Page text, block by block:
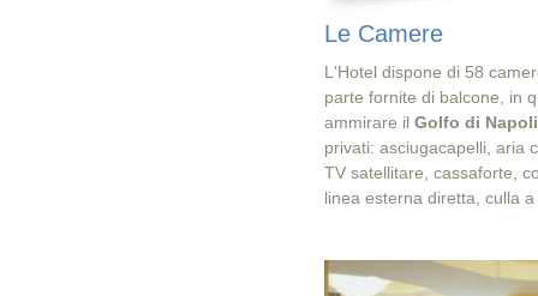
Le Camere
L'Hotel dispone di 58
parte fornite di balcone, in
ammirare il Golfo di Napoli
privati: asciugacapelli, aria
TV satellitare, cassaforte,
linea esterna diretta, culla